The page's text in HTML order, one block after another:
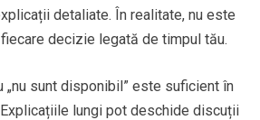
detaliate. În realitate, nu este
decizie legată de timpul tău.
„nu sunt disponibil” este suficient în
lungi pot deschide discuții